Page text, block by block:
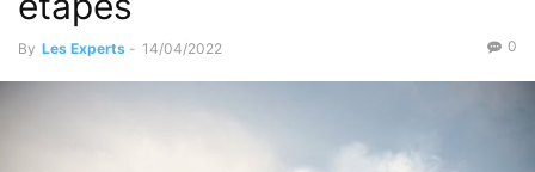
By Les Experts - 14/04/2022 0